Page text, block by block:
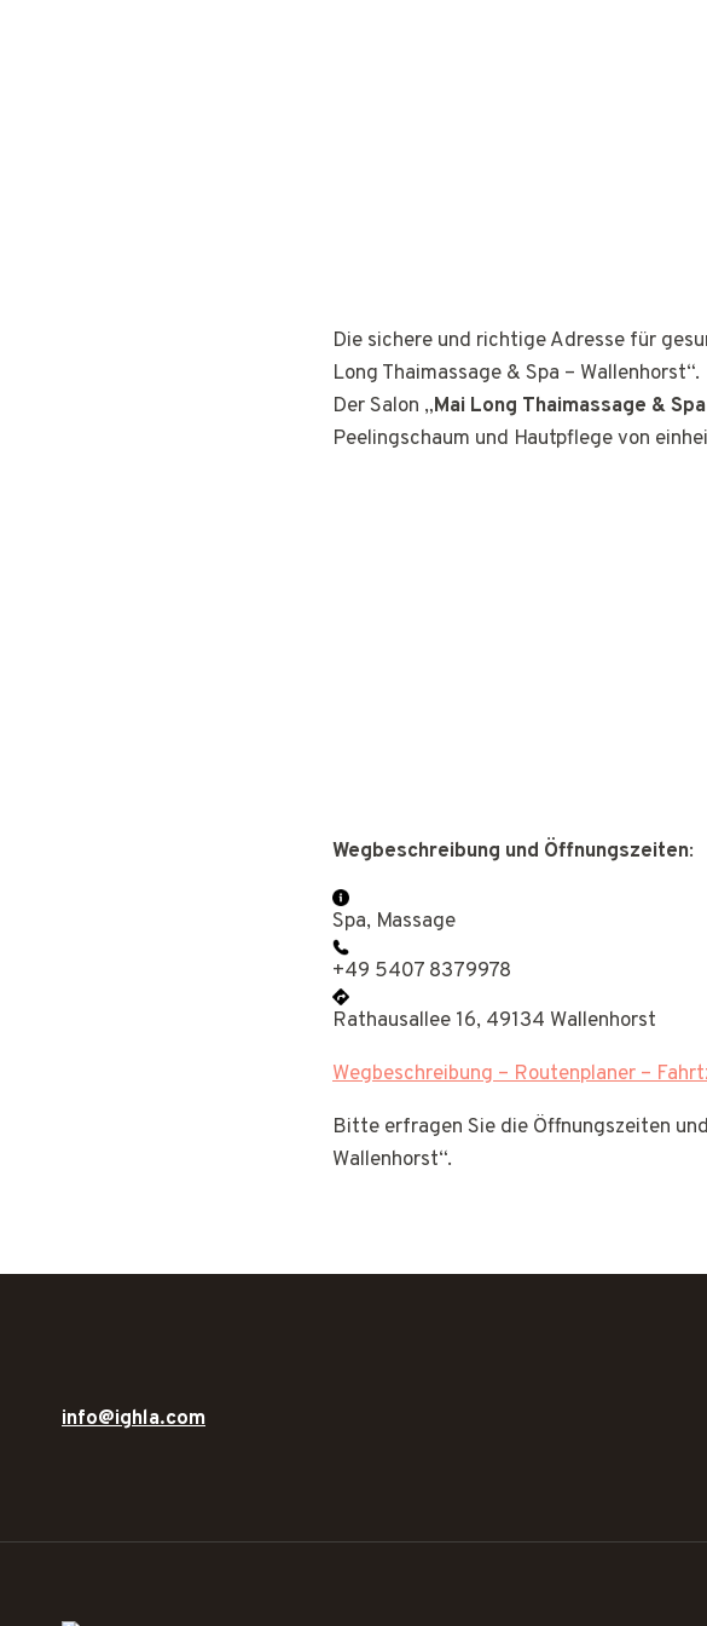
Die sichere und richtige Adresse für
Long Thaimassage & Spa – Wallenhorst“.
Der Salon „Mai Long Thaimassage &
Peelingschaum und Hautpflege von
Wegbeschreibung und Öffnungszeiten:
Spa, Massage
+49 5407 8379978
Rathausallee 16, 49134 Wallenhorst
Wegbeschreibung – Routenplaner –
Bitte erfragen Sie die Öffnungszeiten
Wallenhorst“.
info@ighla.com